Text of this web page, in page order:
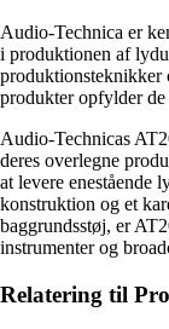
Audio-Technica er
i produktionen af
produktionsteknikker
produkter opfylder de
Audio-Technicas
deres overlegne
at levere enestående
konstruktion og et
baggrundsstøj, er
instrumenter og
Relatering til